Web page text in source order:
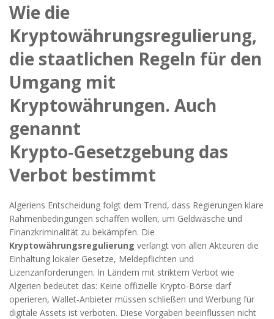
Wie die
Kryptowährungsregulierung,
die staatlichen Regeln für den
Umgang mit
Kryptowährungen. Auch
genannt
Krypto‑Gesetzgebung das
Verbot bestimmt
Algeriens Entscheidung folgt dem Trend, dass Regierungen klare
Rahmenbedingungen schaffen wollen, um Geldwäsche und
Finanzkriminalität zu bekämpfen. Die
Kryptowährungsregulierung verlangt von allen Akteuren die
Einhaltung lokaler Gesetze, Meldepflichten und
Lizenzanforderungen. In Ländern mit striktem Verbot wie
Algerien bedeutet das: Keine offizielle Krypto‑Börse darf
operieren, Wallet‑Anbieter müssen schließen und Werbung für
digitale Assets ist verboten. Diese Vorgaben beeinflussen nicht